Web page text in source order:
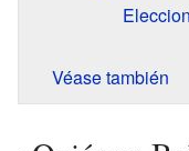
Véase también